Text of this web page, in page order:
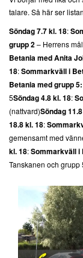
talare. Så här ser
Söndag 7.7 kl. 18:
grupp 2– Herrens
Betania med Anita
18:Sommarkväll i
Betania med grupp 5:
5Söndag 4.8 kl. 18:
(nattvard)Söndag
18.8 kl. 18:
gemensamt med
kl. 18:Sommarkväll i
Tanskanen och grupp